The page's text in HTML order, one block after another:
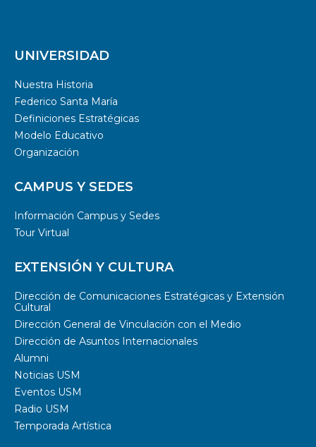
UNIVERSIDAD
Nuestra Historia
Federico Santa María
Definiciones Estratégicas
Modelo Educativo
Organización
CAMPUS Y SEDES
Información Campus y Sedes
Tour Virtual
EXTENSIÓN Y CULTURA
Dirección de Comunicaciones Estratégicas y Extensión
Cultural
Dirección General de Vinculación con el Medio
Dirección de Asuntos Internacionales
Alumni
Noticias USM
Eventos USM
Radio USM
Temporada Artística